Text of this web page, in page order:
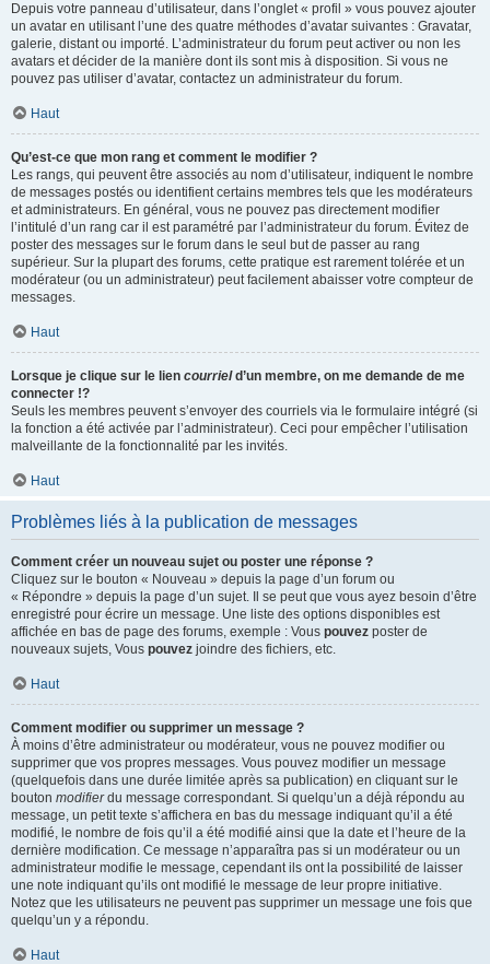
Depuis votre panneau d’utilisateur, dans l’onglet « profil » vous pouvez ajouter
un avatar en utilisant l’une des quatre méthodes d’avatar suivantes : Gravatar,
galerie, distant ou importé. L’administrateur du forum peut activer ou non les
avatars et décider de la manière dont ils sont mis à disposition. Si vous ne
pouvez pas utiliser d’avatar, contactez un administrateur du forum.
Haut
Qu’est-ce que mon rang et comment le modifier ?
Les rangs, qui peuvent être associés au nom d’utilisateur, indiquent le nombre
de messages postés ou identifient certains membres tels que les modérateurs
et administrateurs. En général, vous ne pouvez pas directement modifier
l’intitulé d’un rang car il est paramétré par l’administrateur du forum. Évitez de
poster des messages sur le forum dans le seul but de passer au rang
supérieur. Sur la plupart des forums, cette pratique est rarement tolérée et un
modérateur (ou un administrateur) peut facilement abaisser votre compteur de
messages.
Haut
Lorsque je clique sur le lien courrield’un membre, on me demande de me
connecter !?
Seuls les membres peuvent s’envoyer des courriels via le formulaire intégré (si
la fonction a été activée par l’administrateur). Ceci pour empêcher l’utilisation
malveillante de la fonctionnalité par les invités.
Haut
Problèmes liés à la publication de messages
Comment créer un nouveau sujet ou poster une réponse ?
Cliquez sur le bouton « Nouveau » depuis la page d’un forum ou
« Répondre » depuis la page d’un sujet. Il se peut que vous ayez besoin d’être
enregistré pour écrire un message. Une liste des options disponibles est
affichée en bas de page des forums, exemple : Vous pouvez poster de
nouveaux sujets, Vous pouvez joindre des fichiers, etc.
Haut
Comment modifier ou supprimer un message ?
À moins d’être administrateur ou modérateur, vous ne pouvez modifier ou
supprimer que vos propres messages. Vous pouvez modifier un message
(quelquefois dans une durée limitée après sa publication) en cliquant sur le
bouton modifierdu message correspondant. Si quelqu’un a déjà répondu au
message, un petit texte s’affichera en bas du message indiquant qu’il a été
modifié, le nombre de fois qu’il a été modifié ainsi que la date et l’heure de la
dernière modification. Ce message n’apparaîtra pas si un modérateur ou un
administrateur modifie le message, cependant ils ont la possibilité de laisser
une note indiquant qu’ils ont modifié le message de leur propre initiative.
Notez que les utilisateurs ne peuvent pas supprimer un message une fois que
quelqu’un y a répondu.
Haut